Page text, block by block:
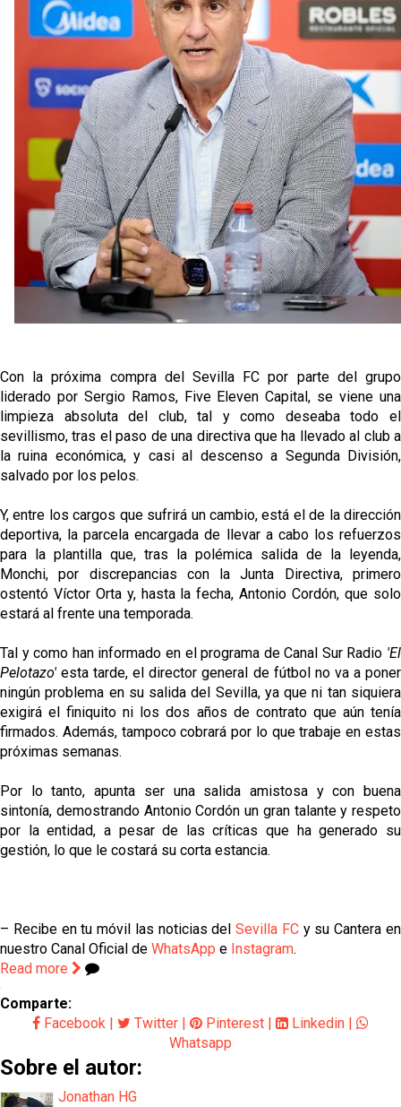
para el ataque nervionense
Los contratiempos para García Plaza por la mala
gestión de un inválido Consejo
La revolución de José Ignacio Navarro en el Sevilla
Análisis | El Sevilla FC cierra una pretemporada de
contrastes antes del inicio de LaLiga
Joan Jordán cerca de salir del Sevilla FC
Con la próxima compra del Sevilla FC por parte del grupo
liderado por Sergio Ramos, Five Eleven Capital, se viene una
limpieza absoluta del club, tal y como deseaba todo el
sevillismo, tras el paso de una directiva que ha llevado al club a
la ruina económica, y casi al descenso a Segunda División,
salvado por los pelos.
Y, entre los cargos que sufrirá un cambio, está el de la dirección
deportiva, la parcela encargada de llevar a cabo los refuerzos
para la plantilla que, tras la polémica salida de la leyenda,
Monchi, por discrepancias con la Junta Directiva, primero
ostentó Víctor Orta y, hasta la fecha, Antonio Cordón, que solo
estará al frente una temporada.
Tal y como han informado en el programa de Canal Sur Radio 'El
Pelotazo'esta tarde, el director general de fútbol no va a poner
ningún problema en su salida del Sevilla, ya que ni tan siquiera
exigirá el finiquito ni los dos años de contrato que aún tenía
firmados. Además, tampoco cobrará por lo que trabaje en estas
próximas semanas.
Por lo tanto, apunta ser una salida amistosa y con buena
sintonía, demostrando Antonio Cordón un gran talante y respeto
por la entidad, a pesar de las críticas que ha generado su
gestión, lo que le costará su corta estancia.
– Recibe en tu móvil las noticias delSevilla FCy su Cantera en
nuestro Canal Oficial de WhatsApp e Instagram.
Read more
Comparte:
Facebook | Twitter | Pinterest | Linkedin |
Whatsapp
Sobre el autor:
Jonathan HG